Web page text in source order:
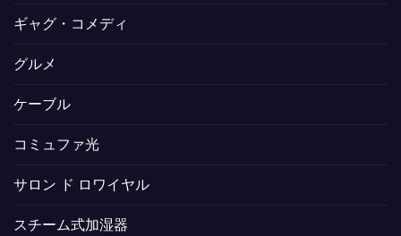
ギャグ・コメディ
グルメ
ケーブル
コミュファ光
サロン ド ロワイヤル
スチーム式加湿器